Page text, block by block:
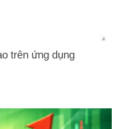
trên ứng dụng